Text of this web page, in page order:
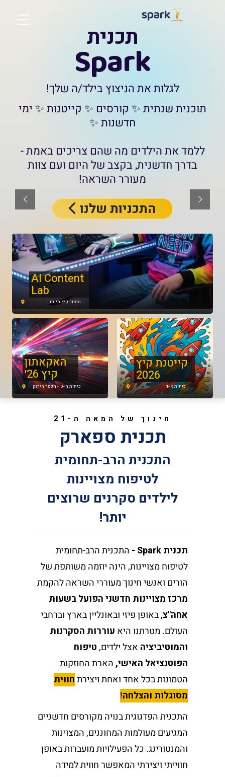
תכנית
Spark
לגלות את הניצוץ בילד/ה שלך!
תוכנית שנתית ✨ קורסים ✨ קייטנות ✨ ימי
חדשנות ✨
ללמד את הילדים מה שהם צריכים באמת -
בדרך חדשנית, בקצב של היום ועם צוות
מעורר השראה!
התכניות שלנו
מחזור קיץ מיוחד!
AI Content
Lab
כיתות א׳-ו׳
קייטנת קיץ
2026
כיתות ה׳-ט׳ - הכפר הירוק
האקאתון
קיץ 26׳
חינוך של המאה ה-21
תכנית ספארק
התכנית הרב-תחומית
לטיפוח מצויינות
לילדים סקרנים שרוצים
יותר!
תכנית
התכנית הרב-תחומית
לטיפוח מצויינות, הינה יוזמה משותפת של
הורים ואנשי חינוך מעוררי השראה להקמת
מרכז מצויינות חדשני הפועל בשעות
אחה"צ, באופן פיזי ובאונליין בארץ וברחבי
העולם. מטרתנו היא עוררות הסקרנות
והמוטיביציה אצל ילדים,טיפוח
הפוטנציאל האישי,הארת החוזקות
הטמונות בכל אחד ואחת ויצירתחווית
מסוגלות והצלחה!
התכנית הפדגוגית בנויה מקורסים חדשניים
המגיעים מעולמות המחוננים, המצוינות
והמנטורינג. כל הפעילויות מועברות באופן
חווייתי ויצירתי המאפשר חווית למידה